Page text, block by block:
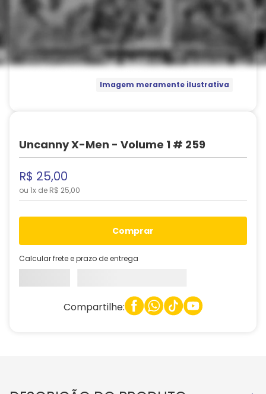
Imagem meramente ilustrativa
Uncanny X-Men - Volume 1 # 259
R$ 25,00
ou 1x de R$ 25,00
comprar
Calcular frete e prazo de entrega
Compartilhe: